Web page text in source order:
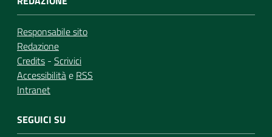
Responsabile sito
Redazione
Credits - Scrivici
Accessibilitàe RSS
Intranet
SEGUICI SU